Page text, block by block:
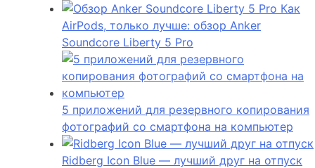
Как
AirPods, только лучше: обзор Anker
Soundcore Liberty 5 Pro
5 приложений для резервного копирования
фотографий со смартфона на компьютер
Ridberg Icon Blue — лучший друг на отпуск